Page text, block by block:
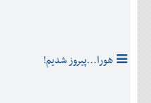
هورا...پيروز شديم!